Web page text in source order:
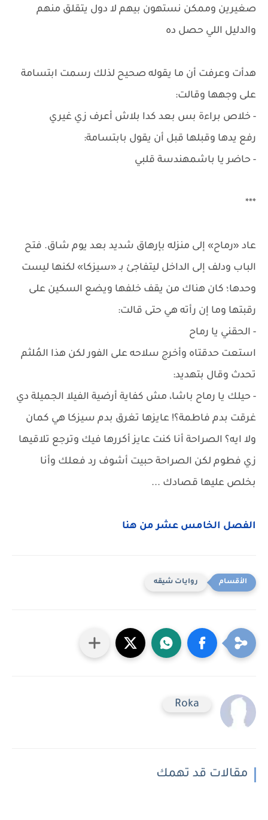
صغيرين وممكن نستهون بيهم لا دول يتقلق منهم
والدليل اللي حصل ده
هدأت وعرفت أن ما يقوله صحيح لذلك رسمت ابتسامة
على وجهها وقالت:
- خلاص براءة بس بعد كدا بلاش أعرف زي غيري
رفع يدها وقبلها قبل أن يقول بابتسامة:
- حاضر يا باشمهندسة قلبي
***
عاد «رماح» إلى منزله بإرهاق شديد بعد يوم شاق. فتح
الباب ودلف إلى الداخل ليتفاجئ بـ «سيزكا» لكنها ليست
وحدها؛ كان هناك من يقف خلفها ويضع السكين على
رقبتها وما إن رأته هي حتى قالت:
- الحقني يا رماح
استعت حدقتاه وأخرج سلاحه على الفور لكن هذا المُلثم
تحدث وقال بتهديد:
- حيلك يا رماح باشا، مش كفاية أرضية الفيلا الجميلة دي
غرقت بدم فاطمة؟! عايزها تغرق بدم سيزكا هي كمان
ولا ايه؟ الصراحة أنا كنت عايز أكررها فيك وترجع تلاقيها
زي فطوم لكن الصراحة حبيت أشوف رد فعلك وأنا
بخلص عليها قصادك ...
الفصل الخامس عشر من هنا
روايات شيقه
Roka
مقالات قد تهمك